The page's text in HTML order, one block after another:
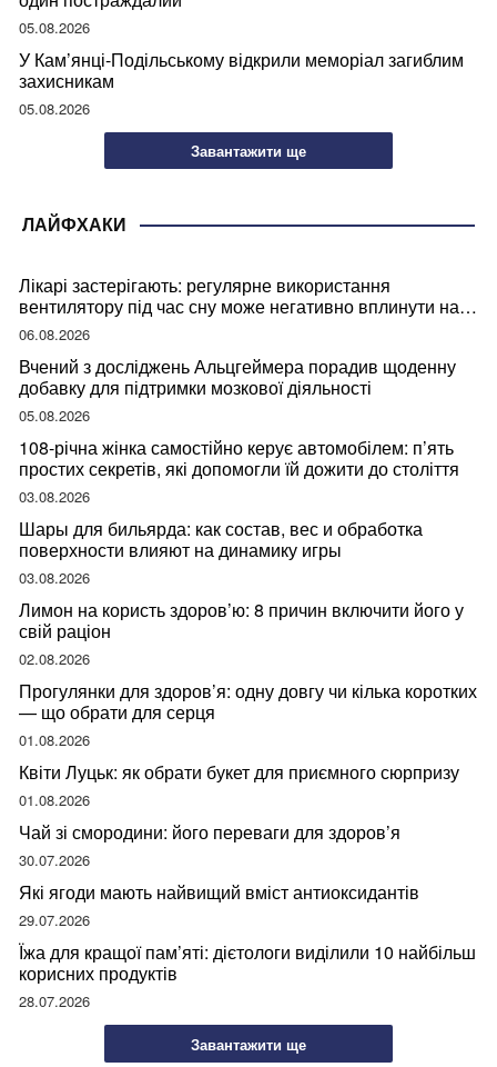
05.08.2026
У Кам’янці-Подільському відкрили меморіал загиблим
захисникам
05.08.2026
Завантажити ще
ЛАЙФХАКИ
Лікарі застерігають: регулярне використання
вентилятору під час сну може негативно вплинути на
ваше здоров’я
06.08.2026
Вчений з досліджень Альцгеймера порадив щоденну
добавку для підтримки мозкової діяльності
05.08.2026
108-річна жінка самостійно керує автомобілем: п’ять
простих секретів, які допомогли їй дожити до століття
03.08.2026
Шары для бильярда: как состав, вес и обработка
поверхности влияют на динамику игры
03.08.2026
Лимон на користь здоров’ю: 8 причин включити його у
свій раціон
02.08.2026
Прогулянки для здоров’я: одну довгу чи кілька коротких
— що обрати для серця
01.08.2026
Квіти Луцьк: як обрати букет для приємного сюрпризу
01.08.2026
Чай зі смородини: його переваги для здоров’я
30.07.2026
Які ягоди мають найвищий вміст антиоксидантів
29.07.2026
Їжа для кращої пам’яті: дієтологи виділили 10 найбільш
корисних продуктів
28.07.2026
Завантажити ще